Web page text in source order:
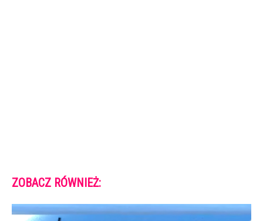
ZOBACZ RÓWNIEŻ: